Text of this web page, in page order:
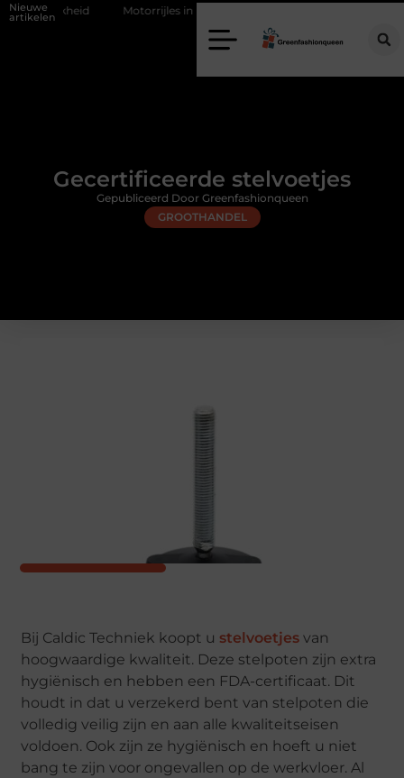
Nieuwe
artikelen Motorrijles in Borne: vlot en zelfverzekerd de weg op
Gecertificeerde stelvoetjes
GROOTHANDEL
Gepubliceerd Door Greenfashionqueen
Bij Caldic Techniek koopt u stelvoetjes van
hoogwaardige kwaliteit. Deze stelpoten zijn extra
hygiënisch en hebben een FDA-certificaat. Dit
houdt in dat u verzekerd bent van stelpoten die
volledig veilig zijn en aan alle kwaliteitseisen
voldoen. Ook zijn ze hygiënisch en hoeft u niet
bang te zijn voor ongevallen op de werkvloer. Al